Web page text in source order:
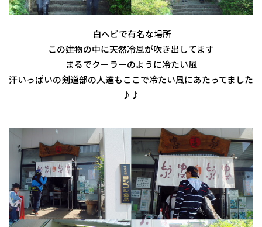
白ヘビで有名な場所
この建物の中に天然冷風が吹き出してます
まるでクーラーのように冷たい風
汗いっぱいの剣道部の人達もここで冷たい風にあたってました
♪♪